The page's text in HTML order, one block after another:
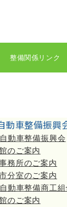
整備関係リンク
動車整備振興
動車整備振興会
のご案内
務所のご案内
分室のご案内
動車整備商工組
のご案内